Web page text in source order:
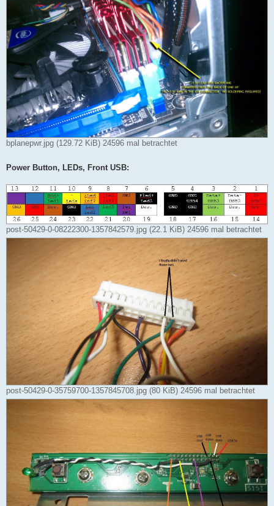
bplanepwr.jpg (129.72 KiB) 24596 mal betrachtet
Power Button, LEDs, Front USB:
post-50429-0-08222300-1357842579.jpg (22.1 KiB) 24596 mal betrachtet
post-50429-0-35759700-1357845708.jpg (80 KiB) 24596 mal betrachtet